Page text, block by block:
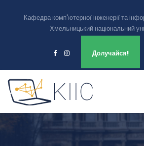
Кафедра комп'ютерної інженерії та
Хмельницький національний
Долучайся!